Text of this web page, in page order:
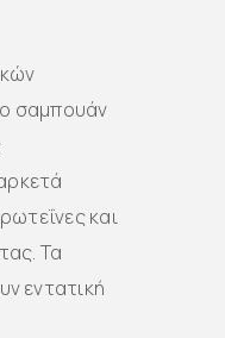
σαμπουάν
και
Τα
εντατική